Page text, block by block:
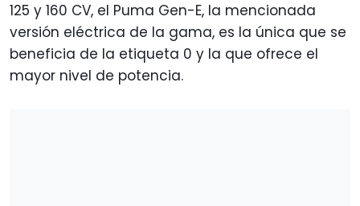
125 y 160 CV, el Puma Gen-E, la mencionada
versión eléctrica de la gama, es la única que se
beneficia de la etiqueta 0 y la que ofrece el
mayor nivel de potencia.